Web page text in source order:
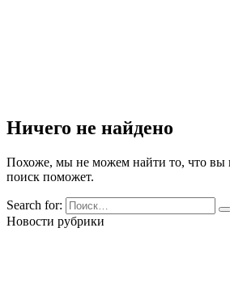
Ничего не найдено
Похоже, мы не можем найти то, что вы
поиск поможет.
Search for:
Новости рубрики